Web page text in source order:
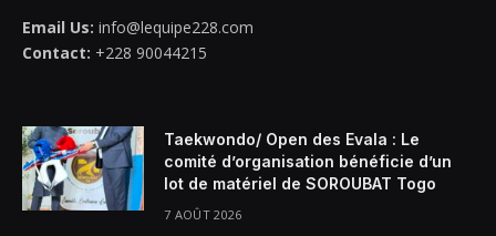
Email Us: info@lequipe228.com
Contact: +228 90044215
Taekwondo/ Open des Evala : Le
comité d’organisation bénéficie d’un
lot de matériel de SOROUBAT Togo
7 AOÛT 2026